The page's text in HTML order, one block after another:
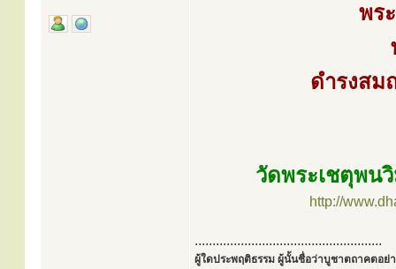
พร
ดำรงส
วัดพระเชตุพน
http://
.....................................................
ผู้ใดประพฤติธรรม ผู้นั้นชื่อว่าบูชาตถาคตอย่า